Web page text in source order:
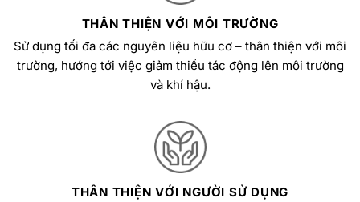
THÂN THIỆN VỚI MÔI TRƯỜNG
Sử dụng tối đa các nguyên liệu hữu cơ – thân thiện với môi
trường, hướng tới việc giảm thiểu tác động lên môi trường
và khí hậu.
THÂN THIỆN VỚI NGƯỜI SỬ DỤNG